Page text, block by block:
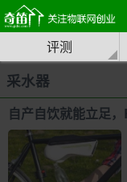
评测
采水器
自产自饮就能立足